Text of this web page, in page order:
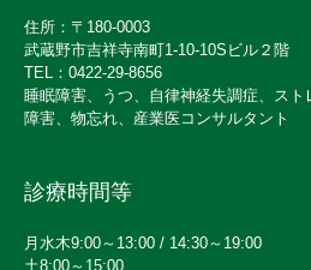
住所：〒180-0003
武蔵野市吉祥寺南町1-10-10Sビル２階
TEL：0422-29-8656
睡眠障害、うつ、自律神経失調症、ス
障害、物忘れ、産業医コンサルタント
診療時間等
月水木9:00～13:00 / 14:30～19:00
土8:00～15:00